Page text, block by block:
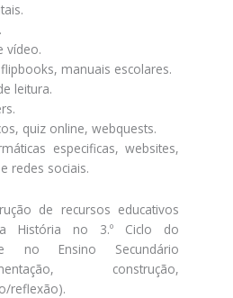
vídeo.
manuais escolares.
leitura.
quiz online, webquests.
especificas, websites,
redes sociais.
de recursos educativos
História no 3.º Ciclo do
no Ensino Secundário
construção,
reflexão).